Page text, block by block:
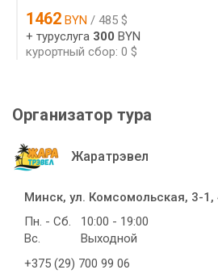
1462 BYN / 485 $
+ туруслуга 300 BYN
курортный сбор: 0 $
Организатор тура
Жаратрэвел
Минск, ул. Комсомольская, 3-
Пн. - Сб.
10:00 - 19:00
Вс.
Выходной
+375 (29) 700 99 06